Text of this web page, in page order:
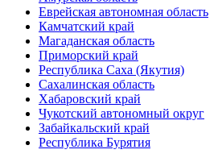
Еврейская автономная область
Камчатский край
Магаданская область
Приморский край
Республика Саха (Якутия)
Сахалинская область
Хабаровский край
Чукотский автономный округ
Забайкальский край
Республика Бурятия